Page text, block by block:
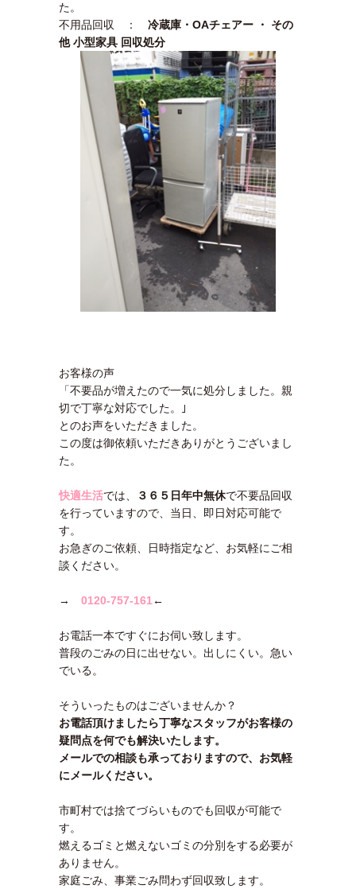
た。
不用品回収 ： 冷蔵庫・OAチェアー ・ その
他 小型家具 回収処分
お客様の声
「不要品が増えたので一気に処分しました。親
切で丁寧な対応でした。｣
とのお声をいただきました。
この度は御依頼いただきありがとうございまし
た。
快適生活では、 ３６５日年中無休で不要品回収
を行っていますので、当日、即日対応可能で
す。
お急ぎのご依頼、日時指定など、お気軽にご相
談ください。
→ 0120-757-161 ←
お電話一本ですぐにお伺い致します。
普段のごみの日に出せない。出しにくい。急い
でいる。
そういったものはございませんか？
お電話頂けましたら丁寧なスタッフがお客様の
疑問点を何でも解決いたします。
メールでの相談も承っておりますので、お気軽
にメールください。
市町村では捨てづらいものでも回収が可能で
す。
燃えるゴミと燃えないゴミの分別をする必要が
ありません。
家庭ごみ、事業ごみ問わず回収致します。